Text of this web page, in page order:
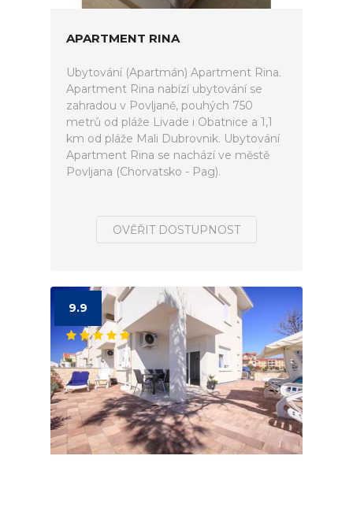
APARTMENT RINA
Ubytování (Apartmán) Apartment Rina.
Apartment Rina nabízí ubytování se
zahradou v Povljaně, pouhých 750
metrů od pláže Livade i Obatnice a 1,1
km od pláže Mali Dubrovnik. Ubytování
Apartment Rina se nachází ve městě
Povljana (Chorvatsko - Pag).
OVĚŘIT DOSTUPNOST
9.9